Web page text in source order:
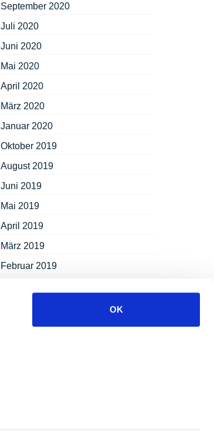
OK
September 2020
Juli 2020
Juni 2020
Mai 2020
April 2020
März 2020
Januar 2020
Oktober 2019
August 2019
Juni 2019
Mai 2019
April 2019
März 2019
Februar 2019
November 2018